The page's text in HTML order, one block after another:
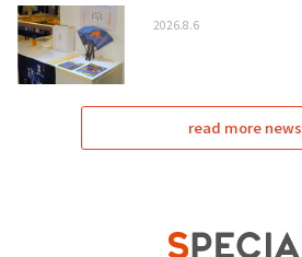
2026.8.6
read more news